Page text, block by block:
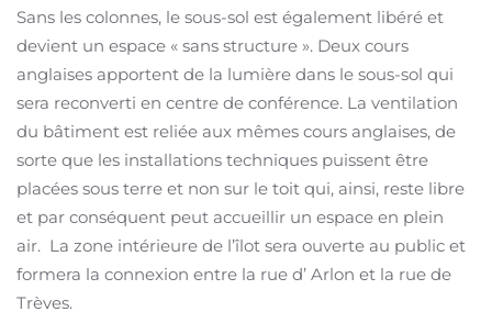
Sans les colonnes, le sous-sol est également libéré et
devient un espace « sans structure ». Deux cours
anglaises apportent de la lumière dans le sous-sol qui
sera reconverti en centre de conférence. La ventilation
du bâtiment est reliée aux mêmes cours anglaises, de
sorte que les installations techniques puissent être
placées sous terre et non sur le toit qui, ainsi, reste libre
et par conséquent peut accueillir un espace en plein
air. La zone intérieure de l’îlot sera ouverte au public et
formera la connexion entre la rue d’ Arlon et la rue de
Trèves.